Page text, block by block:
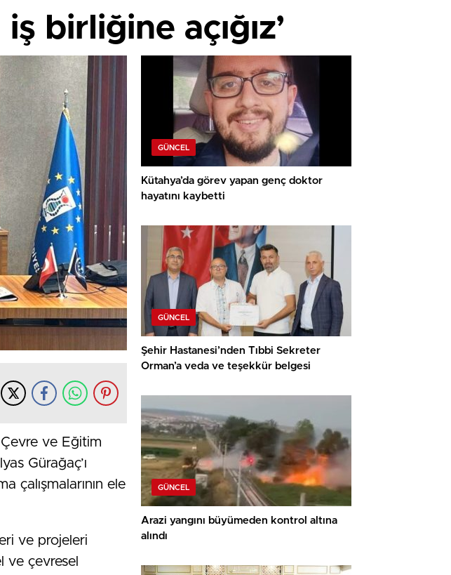
birliğine açığız’
Çevre ve Eğitim
Gürağaç’ı
çalışmalarının ele
ve projeleri
ve çevresel
GÜNCEL
Kütahya’da görev yapan genç doktor
hayatını kaybetti
GÜNCEL
Şehir Hastanesi’nden Tıbbi Sekreter
Orman’a veda ve teşekkür belgesi
GÜNCEL
Arazi yangını büyümeden kontrol altına
alındı